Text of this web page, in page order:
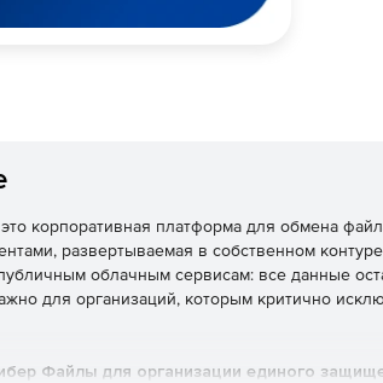
корпоративная платформа для обмена
развертываемая в собственном
облачным сервисам: все данные
для организаций, которым критично
Файлы для организации единого